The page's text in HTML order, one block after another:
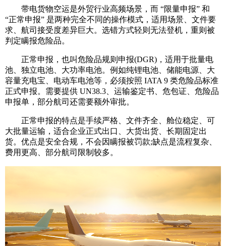
带电货物空运是外贸行业高频场景，而 “限量申报” 和
“正常申报” 是两种完全不同的操作模式，适用场景、文件要
求、航司接受度差异巨大。选错方式轻则无法登机，重则被
判定瞒报危险品。
正常申报，也叫危险品规则申报(DGR)，适用于批量电
池、独立电池、大功率电池。例如纯锂电池、储能电源、大
容量充电宝、电动车电池等，必须按照 IATA 9 类危险品标准
正式申报。需要提供 UN38.3、运输鉴定书、危包证、危险品
申报单，部分航司还需要额外审批。
正常申报的特点是手续严格、文件齐全、舱位稳定、可
大批量运输，适合企业正式出口、大货出货、长期固定出
货。优点是安全合规，不会因瞒报被罚款;缺点是流程复杂、
费用更高、部分航司限制较多。